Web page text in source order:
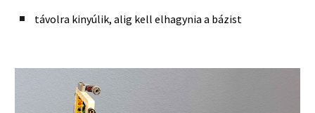
távolra kinyúlik, alig kell elhagynia a bázist